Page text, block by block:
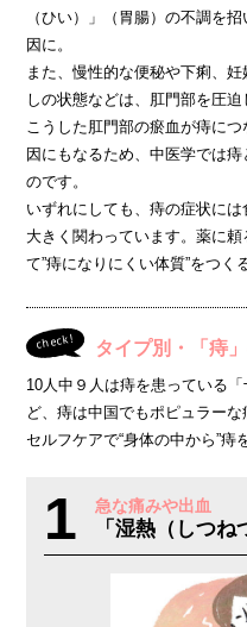
（ひい）」（胃腸）の不調を
因に。
また、慢性的な便秘や下痢、
しの状態などは、肛門部を圧
こうした肛門部の瘀血が痔に
因にもなるため、中医学では
のです。
いずれにしても、痔の症状に
大きく関わっています。薬に
て”痔になりにくい体質”をつく
check! タイプ別・「痔
10人中９人は痔を患っている
ど、痔は中国でもポピュラー
セルフケアで“身体の中から”痔
1 急な痛みや出血
「湿熱（しつ